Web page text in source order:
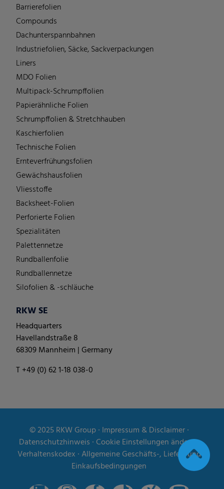
Barrierefolien
Compounds
Dachunterspannbahnen
Industriefolien, Säcke, Sackverpackungen
Liners
MDO Folien
Multipack-Schrumpffolien
Papierähnliche Folien
Schrumpffolien & Stretchhauben
Kaschierfolien
Technische Folien
Ernteverfrühungsfolien
Gewächshausfolien
Vliesstoffe
Backsheet-Folien
Perforierte Folien
Spezialitäten
Palettennetze
Rundballenfolie
Rundballennetze
Silofolien & -schläuche
RKW SE
Headquarters
Havellandstraße 8
68309 Mannheim | Germany
T +49 (0) 62 1-18 038-0
© 2025RKW Group∙ Impressum & Disclaimer∙
Datenschutzhinweis ∙Cookie Einstellungen ändern∙
Verhaltenskodex ∙Allgemeine Geschäfts-, Liefer- und
Einkaufsbedingungen